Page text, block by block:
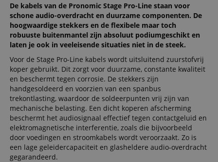
De kabels van de Pronomic Stage Pro-Line staan voor
schone audio-overdracht en duurzame componenten. De
hoogwaardige stekkers en de flexibele maar toch
robuuste buitenmantel zijn absoluut podiumgeschikt en
laten je ook in veeleisende situaties niet in de steek.
Voor de Stage Pro-Line kabels wordt uitsluitend zuurstofvrij
koper gebruikt. Dit zorgt voor duurzame, constante kwaliteit
en beschermt tegen corrosie. De stekkers zijn
handgesoldeerd en voorzien van een spanbus
trekontlasting, waardoor de soldeerpunten vrij zijn van
mechanische belasting. Een dicht koperen afscherming
beschermt het audiosignaal effectief tegen contactgeluid en
elektromagnetische interferentie, zoals die bijvoorbeeld
door voedingen en stroomkabels wordt veroorzaakt. Zo is
een lage geleidercapaciteit en glasheldere audio-overdracht
gegarandeerd.